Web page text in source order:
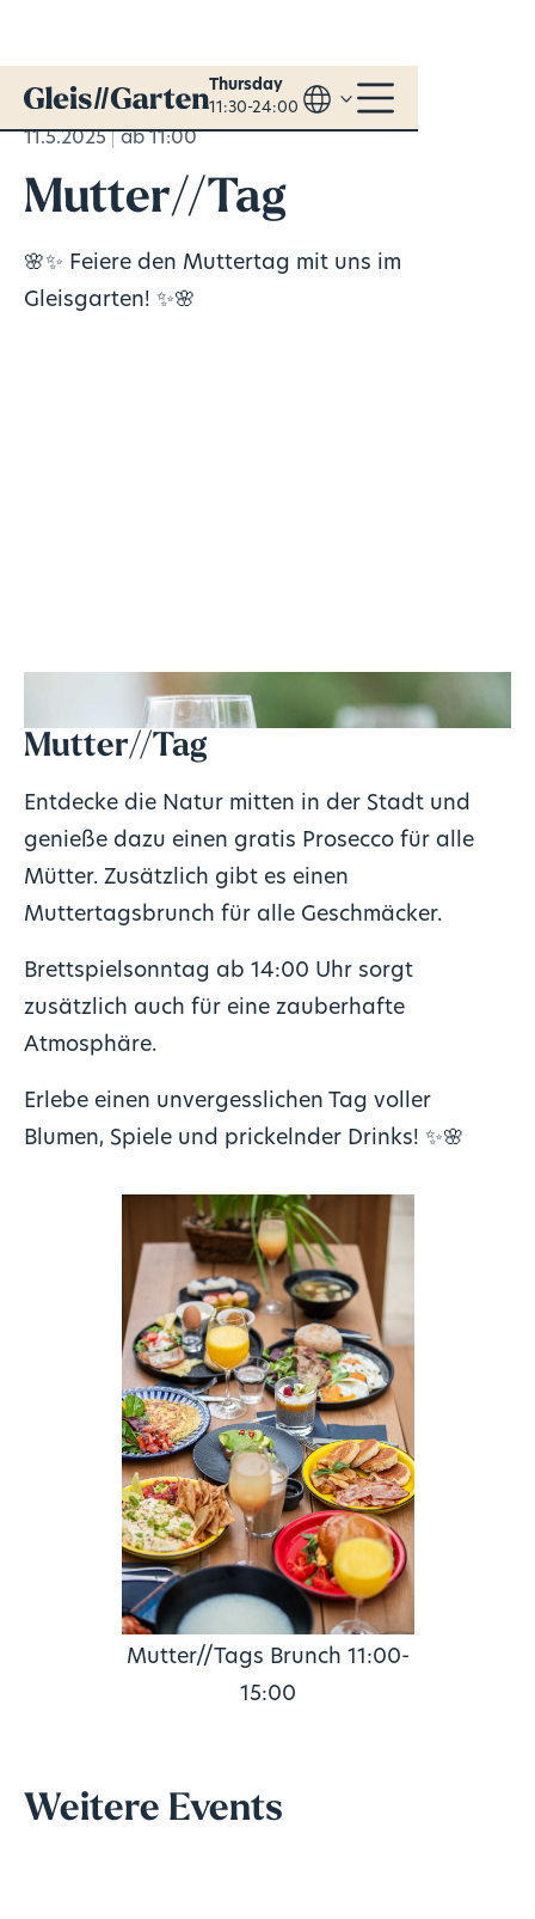
Thursday
11:30-24:00
11.5.2025 ab 11:00
Mutter//Tag
🌸✨ Feiere den Muttertag mit uns im
Gleisgarten! ✨🌸
Mutter//Tag
Entdecke die Natur mitten in der Stadt und
genieße dazu einen gratis Prosecco für alle
Mütter. Zusätzlich gibt es einen
Muttertagsbrunch für alle Geschmäcker.
Brettspielsonntag ab 14:00 Uhr sorgt
zusätzlich auch für eine zauberhafte
Atmosphäre.
Erlebe einen unvergesslichen Tag voller
Blumen, Spiele und prickelnder Drinks! ✨🌸
Mutter//Tags Brunch 11:00-
15:00
Weitere Events